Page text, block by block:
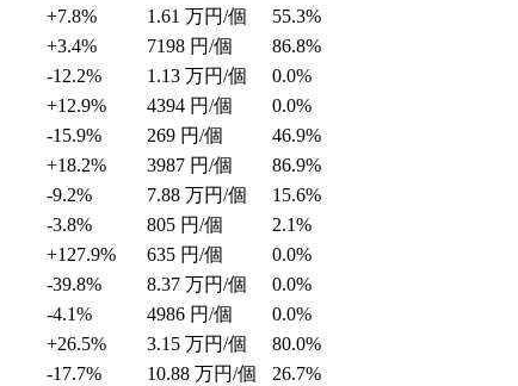
+7.8% 1.61 万円/個
55.3%
+3.4% 7198 円/個
86.8%
-12.2% 1.13 万円/個
0.0%
+12.9% 4394 円/個
0.0%
-15.9% 269 円/個
46.9%
+18.2% 3987 円/個
86.9%
-9.2% 7.88 万円/個
15.6%
-3.8% 805 円/個
2.1%
+127.9% 635 円/個
0.0%
-39.8% 8.37 万円/個
0.0%
-4.1% 4986 円/個
0.0%
+26.5% 3.15 万円/個
80.0%
-17.7% 10.88 万円/個
26.7%